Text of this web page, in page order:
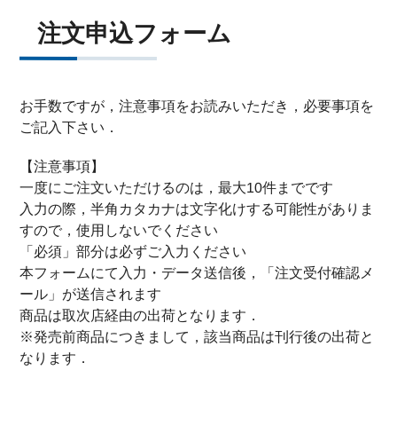
注文申込フォーム
お手数ですが，注意事項をお読みいただき，必要事項を
ご記入下さい．
【注意事項】
一度にご注文いただけるのは，最大10件までです
入力の際，半角カタカナは文字化けする可能性がありま
すので，使用しないでください
「必須」部分は必ずご入力ください
本フォームにて入力・データ送信後，「注文受付確認メ
ール」が送信されます
商品は取次店経由の出荷となります．
※発売前商品につきまして，該当商品は刊行後の出荷と
なります．